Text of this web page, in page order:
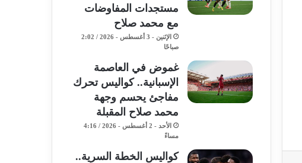
مستجدات المفاوضات
مع محمد صلاح
الإثنين - 3 أغسطس - 2026 / 2:02
صباحًا
غموض في العاصمة
الإسبانية.. كواليس تحرك
مفاجئ يحسم وجهة
محمد صلاح المقبلة
الأحد - 2 أغسطس - 2026 / 4:16
مساءً
كواليس الخطة السرية..